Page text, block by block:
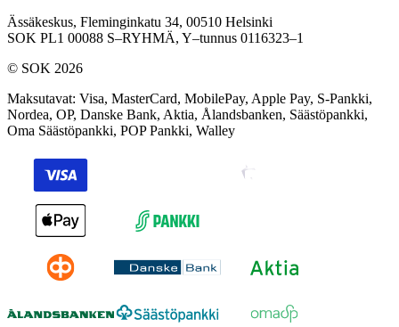
Ässäkeskus, Fleminginkatu 34, 00510 Helsinki
SOK PL1 00088 S–RYHMÄ, Y–tunnus 0116323–1
© SOK 2026
Maksutavat: Visa, MasterCard, MobilePay, Apple Pay, S-Pankki,
Nordea, OP, Danske Bank, Aktia, Ålandsbanken, Säästöpankki,
Oma Säästöpankki, POP Pankki, Walley